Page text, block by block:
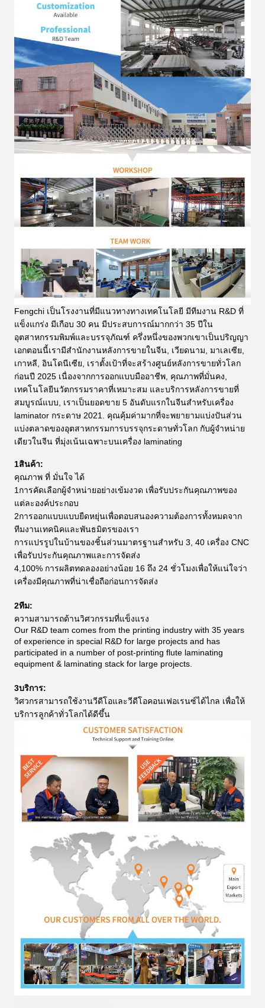
Fengchi เป็นโรงงานที่มีแนวทางทางเทคโนโลยี มีทีมงาน R&D ที่
แข็งแกร่ง มีเกือบ 30 คน มีประสบการณ์มากกว่า 35 ปีใน
อุตสาหกรรมพิมพ์และบรรจุภัณฑ์ ครึ่งหนึ่งของพวกเขาเป็นปริญญา
เอกตอนนี้เรามีสํานักงานหลังการขายในจีน, เวียดนาม, มาเลเซีย,
เกาหลี, อินโดนีเซีย, เราตั้งเป้าที่จะสร้างศูนย์หลังการขายทั่วโลก
ก่อนปี 2025 เนื่องจากการออกแบบมืออาชีพ, คุณภาพที่มั่นคง,
เทคโนโลยีนวัตกรรมราคาที่เหมาะสม และบริการหลังการขายที่
สมบูรณ์แบบ, เราเป็นยอดขาย 5 อันดับแรกในจีนสําหรับเครื่อง
laminator กระดาษ 2021. คุณคุ้มค่ามากที่จะพยายามแบ่งปันส่วน
แบ่งตลาดของอุตสาหกรรมการบรรจุกระดาษทั่วโลก กับผู้จําหน่าย
เดียวในจีน ที่มุ่งเน้นเฉพาะบนเครื่อง laminating
1สินค้า:
คุณภาพ ที่ มั่นใจ ได้
1การคัดเลือกผู้จําหน่ายอย่างเข้มงวด เพื่อรับประกันคุณภาพของ
แต่ละองค์ประกอบ
2การออกแบบแบบยืดหยุ่นเพื่อตอบสนองความต้องการทั้งหมดจาก
ทีมงานเทคนิคและพันธมิตรของเรา
การแปรรูปในบ้านของชิ้นส่วนมาตรฐานสําหรับ 3, 40 เครื่อง CNC
เพื่อรับประกันคุณภาพและการจัดส่ง
4,100% การผลิตทดลองอย่างน้อย 16 ถึง 24 ชั่วโมงเพื่อให้แน่ใจว่า
เครื่องมีคุณภาพที่น่าเชื่อถือก่อนการจัดส่ง
2ทีม:
ความสามารถด้านวิศวกรรมที่แข็งแรง
Our R&D team comes from the printing industry with 35 years
of experience in special R&D for large projects and has
participated in a number of post-printing flute laminating
equipment & laminating stack for large projects.
3บริการ:
วิศวกรสามารถใช้งานวีดีโอและวีดีโอคอนเฟอเรนซ์ได้ไกล เพื่อให้
บริการลูกค้าทั่วโลกได้ดีขึ้น